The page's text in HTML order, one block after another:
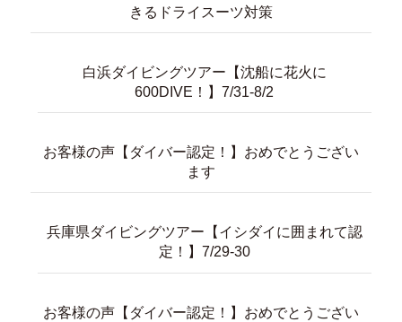
きるドライスーツ対策
白浜ダイビングツアー【沈船に花火に
600DIVE！】7/31-8/2
お客様の声【ダイバー認定！】おめでとうござい
ます
兵庫県ダイビングツアー【イシダイに囲まれて認
定！】7/29-30
お客様の声【ダイバー認定！】おめでとうござい